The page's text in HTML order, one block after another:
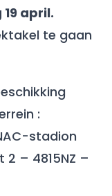
april.
te gaan
:
stadion
– 4815NZ –